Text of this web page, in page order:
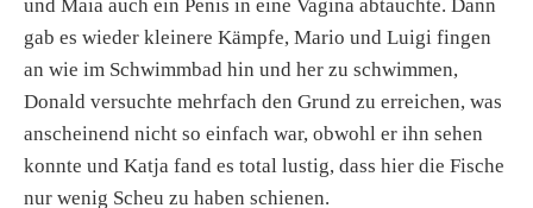
und Maia auch ein Penis in eine Vagina abtauchte. Dann
gab es wieder kleinere Kämpfe, Mario und Luigi fingen
an wie im Schwimmbad hin und her zu schwimmen,
Donald versuchte mehrfach den Grund zu erreichen, was
anscheinend nicht so einfach war, obwohl er ihn sehen
konnte und Katja fand es total lustig, dass hier die Fische
nur wenig Scheu zu haben schienen.